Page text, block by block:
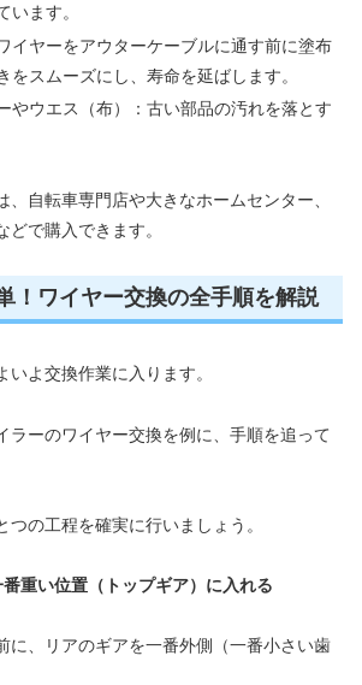
います。
イヤーをアウターケーブルに通す前に塗布
をスムーズにし、寿命を延ばします。
やウエス（布）：古い部品の汚れを落とす
、自転車専門店や大きなホームセンター、
どで購入できます。
！ワイヤー交換の全手順を解説
よ交換作業に入ります。
ラーのワイヤー交換を例に、手順を追って
つの工程を確実に行いましょう。
重い位置（トップギア）に入れる
に、リアのギアを一番外側（一番小さい歯